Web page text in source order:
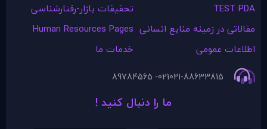
TEST PDA
تحقیقات بازار-رفتارشناسی
مقالاتی در زمينه منابع انسانی Human Resources Pages
اطلاعات عمومی
خدمات ما
021-88633815
021- 89784565
ما را دنبال کنید !